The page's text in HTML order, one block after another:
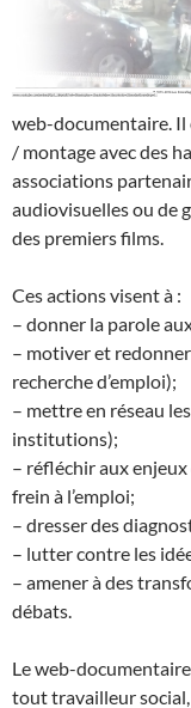
web-documentaire. Il
/ montage avec des
associations
audiovisuelles ou de
des premiers films.
Ces actions visent à :
– donner la parole
– motiver et
recherche d’emploi);
– mettre en réseau
institutions);
– réfléchir aux
frein à l’emploi;
– dresser des
– lutter contre les
– amener à des
débats.
Le web-
tout travailleur